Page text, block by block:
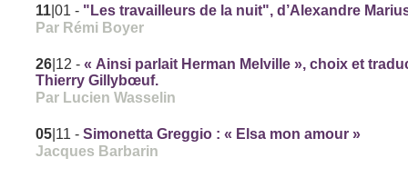
11 |01 - "Les travailleurs de la nuit", d’Alexandre
Par Rémi Boyer
26 |12 -« Ainsi parlait Herman Melville », choix et
Thierry Gillybœuf.
Par Lucien Wasselin
05 |11 -Simonetta Greggio : « Elsa mon amour »
Jacques Barbarin